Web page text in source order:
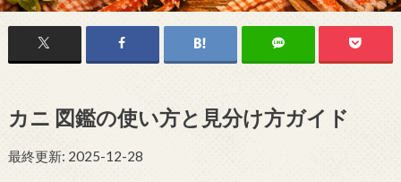
カニ 図鑑の使い方と見分け方ガイド
最終更新: 2025-12-28